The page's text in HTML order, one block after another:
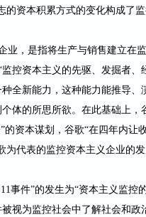
资本积累方式的变化构成了
，是指将生产与销售建立在
监控资本主义的先驱、发掘者、
全新能力，这种能力能推导
体的所思所欲。在此基础上
资本谋划，谷歌“在四年内
代表的监控资本主义企业的
11事件”的发生为“资本主义监控
被视为监控社会中了解社会和